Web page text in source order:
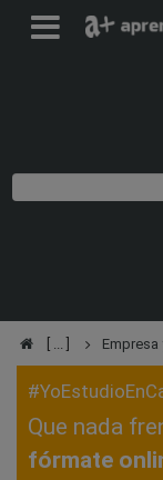
Empresa
Que nada
fórmate